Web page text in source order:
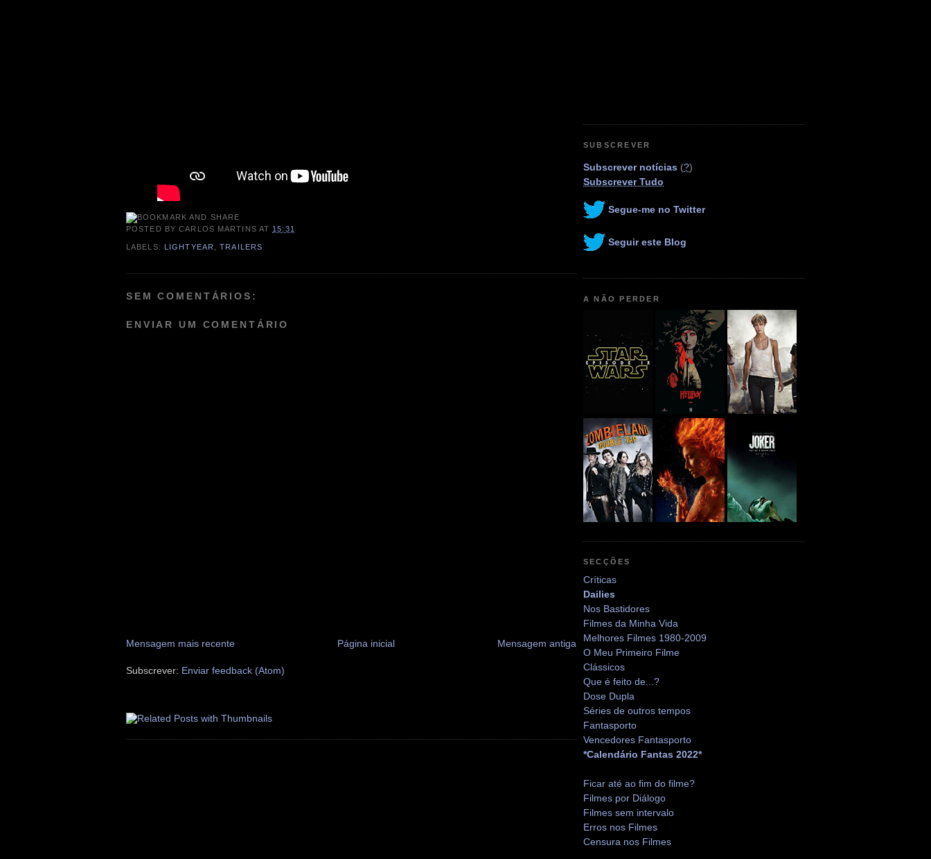
POSTED BYCARLOS MARTINS AT 15:31
LABELS: LIGHTYEAR ,TRAILERS
SEM COMENTÁRIOS:
ENVIAR UM COMENTÁRIO
Mensagem mais recente Mensagem antiga
Página inicial
Subscrever: Enviar feedback (Atom)
SUBSCREVER
Subscrever notícias (?)
Subscrever Tudo
Segue-me no Twitter
Seguir este Blog
A NÃO PERDER
SECÇÕES
Críticas
Dailies
Nos Bastidores
Filmes da Minha Vida
Melhores Filmes 1980-2009
O Meu Primeiro Filme
Clássicos
Que é feito de...?
Dose Dupla
Séries de outros tempos
Fantasporto
Vencedores Fantasporto
*Calendário Fantas 2022*
Ficar até ao fim do filme?
Filmes por Diálogo
Filmes sem intervalo
Erros nos Filmes
Censura nos Filmes